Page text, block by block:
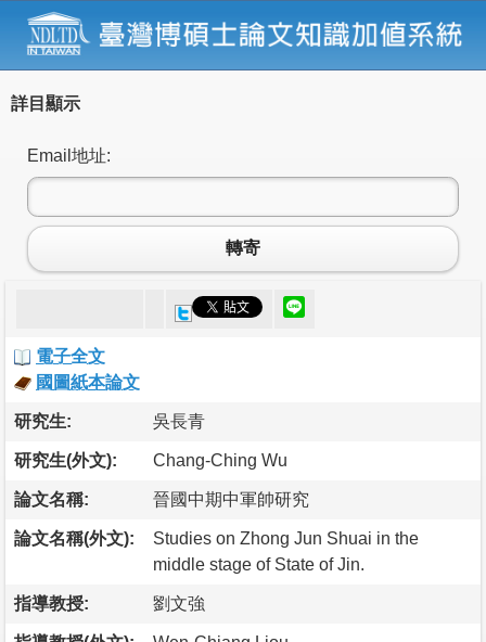
詳目顯示
Email地址:
轉寄
電子全文
國圖紙本論文
研究生: 吳長青
研究生(外文): Chang-Ching Wu
論文名稱: 晉國中期中軍帥研究
論文名稱(外文):
Studies on Zhong Jun Shuai in the
middle stage of State of Jin.
指導教授: 劉文強